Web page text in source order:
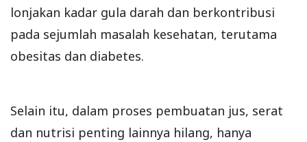
lonjakan kadar gula darah dan berkontribusi
pada sejumlah masalah kesehatan, terutama
obesitas dan diabetes.
Selain itu, dalam proses pembuatan jus, serat
dan nutrisi penting lainnya hilang, hanya